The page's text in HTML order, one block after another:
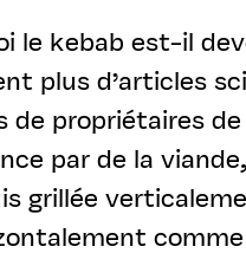
le kebab est-il
plus d’articles
de propriétaires
par de la
grillée